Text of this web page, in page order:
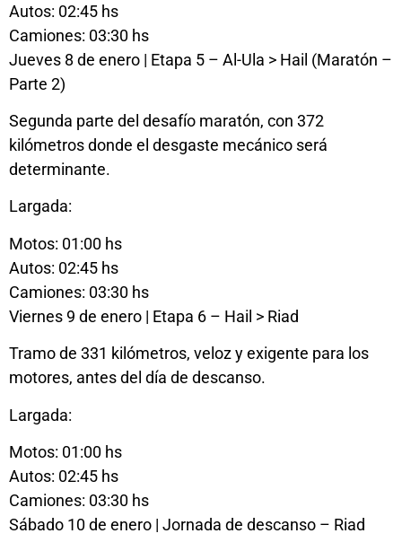
Autos: 02:45 hs
Camiones: 03:30 hs
Jueves 8 de enero | Etapa 5 – Al-Ula > Hail (Maratón –
Parte 2)
Segunda parte del desafío maratón, con 372
kilómetros donde el desgaste mecánico será
determinante.
Largada:
Motos: 01:00 hs
Autos: 02:45 hs
Camiones: 03:30 hs
Viernes 9 de enero | Etapa 6 – Hail > Riad
Tramo de 331 kilómetros, veloz y exigente para los
motores, antes del día de descanso.
Largada:
Motos: 01:00 hs
Autos: 02:45 hs
Camiones: 03:30 hs
Sábado 10 de enero | Jornada de descanso – Riad